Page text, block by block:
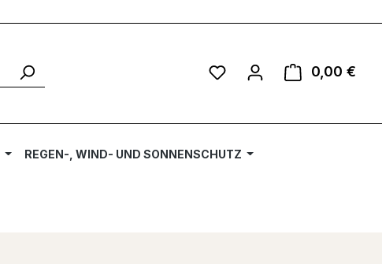
Du hast 0 Produkte auf
0,00 €
REGEN-, WIND- UND SONNENSCHUTZ